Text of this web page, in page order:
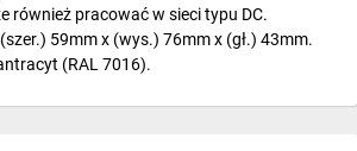
również pracować w sieci typu DC.
59mm x (wys.) 76mm x (gł.) 43mm.
(RAL 7016).